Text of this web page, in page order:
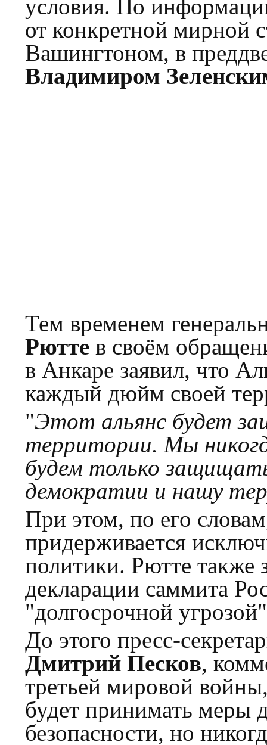
условия. По
от конкретной мирной
Вашингтоном, в
Владимиром
Тем временем
Рютте в своём
в Анкаре заявил, что
каждый дюйм своей
"Этот альянс будет
территории. Мы
будем только
демократии и нашу
При этом, по его
придерживается
политики. Рютте также
декларации саммита
"долгосрочной
До этого пресс-
Дмитрий Песков,
третьей мировой
будет принимать меры
безопасности, но